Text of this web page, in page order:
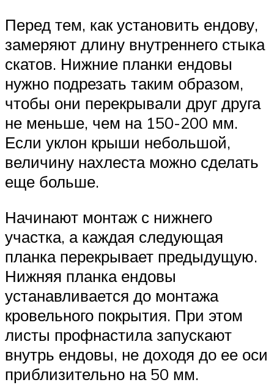
Перед тем, как установить ендову,
замеряют длину внутреннего стыка
скатов. Нижние планки ендовы
нужно подрезать таким образом,
чтобы они перекрывали друг друга
не меньше, чем на 150-200 мм.
Если уклон крыши небольшой,
величину нахлеста можно сделать
еще больше.
Начинают монтаж с нижнего
участка, а каждая следующая
планка перекрывает предыдущую.
Нижняя планка ендовы
устанавливается до монтажа
кровельного покрытия. При этом
листы профнастила запускают
внутрь ендовы, не доходя до ее оси
приблизительно на 50 мм.